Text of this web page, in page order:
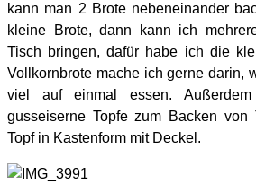
kann man 2 Brote nebeneinander
kleine Brote, dann kann ich
Tisch bringen, dafür habe ich die
Vollkornbrote mache ich gerne darin,
viel auf einmal essen.
gusseiserne Topfe zum Backen von
Topf in Kastenform mit Deckel.